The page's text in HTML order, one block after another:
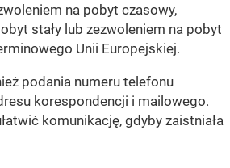
na pobyt czasowy,
stały lub zezwoleniem na pobyt
Unii Europejskiej.
podania numeru telefonu
korespondencji i mailowego.
komunikację, gdyby zaistniała